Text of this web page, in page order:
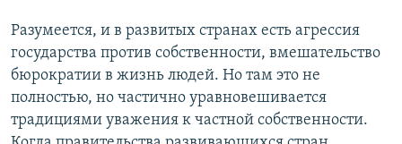
Разумеется, и в развитых странах есть агрессия
государства против собственности, вмешательство
бюрократии в жизнь людей. Но там это не
полностью, но частично уравновешивается
традициями уважения к частной собственности.